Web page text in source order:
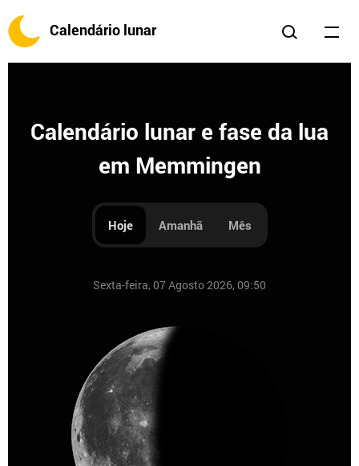
Calendário lunar
Calendário lunar e fase da lua
em Memmingen
Hoje Amanhã Mês
Sexta-feira, 07 Agosto 2026, 09:50